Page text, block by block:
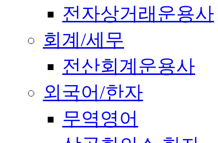
전자상거래운용사
회계/세무
전산회계운용사
외국어/한자
무역영어